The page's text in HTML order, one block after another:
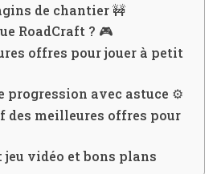
de chantier 🚧
RoadCraft ? 🎮
offres pour jouer à petit
progression avec astuce ⚙️
des meilleures offres pour
jeu vidéo et bons plans